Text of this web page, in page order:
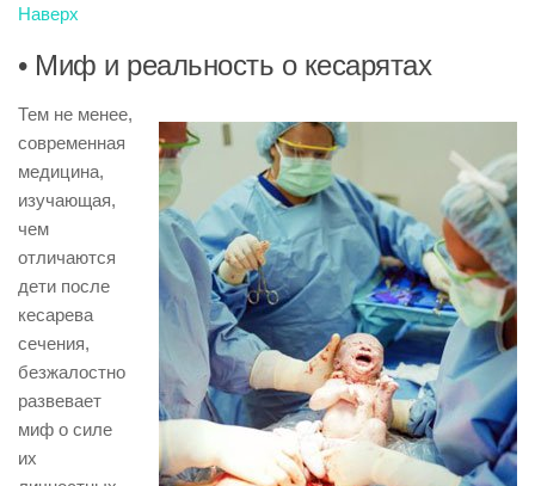
Наверх
• Миф и реальность о кесарятах
Тем не менее,
современная
медицина,
изучающая,
чем
отличаются
дети после
кесарева
сечения,
безжалостно
развевает
миф о силе
их